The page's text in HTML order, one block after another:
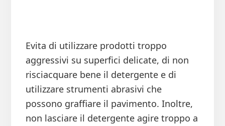
Evita di utilizzare prodotti troppo
aggressivi su superfici delicate, di non
risciacquare bene il detergente e di
utilizzare strumenti abrasivi che
possono graffiare il pavimento. Inoltre,
non lasciare il detergente agire troppo a